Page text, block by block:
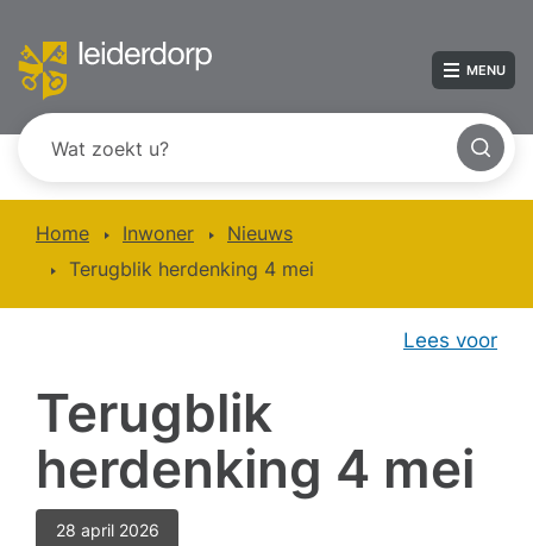
MENU
Home Inwoner
Nieuws
Terugblik herdenking 4 mei
Lees voor
Terugblik
herdenking 4 mei
28 april 2026